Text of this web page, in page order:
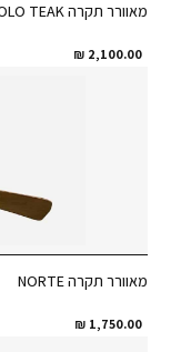
מאוורר תקרה APOLO TEAK
2,100.00
₪
מאוורר תקרה NORTE
1,750.00
₪